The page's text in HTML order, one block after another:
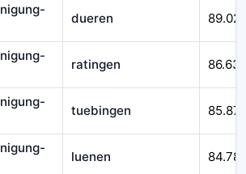
dueren
ratingen
tuebingen 85.871
luenen